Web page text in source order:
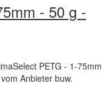
- 50 g -
PETG - 1-75mm
Anbieter buw.